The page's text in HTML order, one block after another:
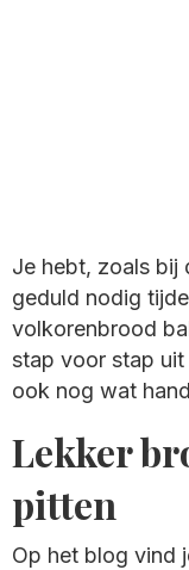
Je hebt, zoals bij
geduld nodig
volkorenbrood
stap voor stap
ook nog wat
Lekker
pitten
Op het blog vind